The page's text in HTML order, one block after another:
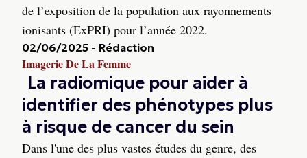
de l’exposition de la population aux rayonnements
ionisants (ExPRI) pour l’année 2022.
02/06/2025 - Rédaction
Imagerie De La Femme
La radiomique pour aider à
identifier des phénotypes plus
à risque de cancer du sein
Dans l'une des plus vastes études du genre, des